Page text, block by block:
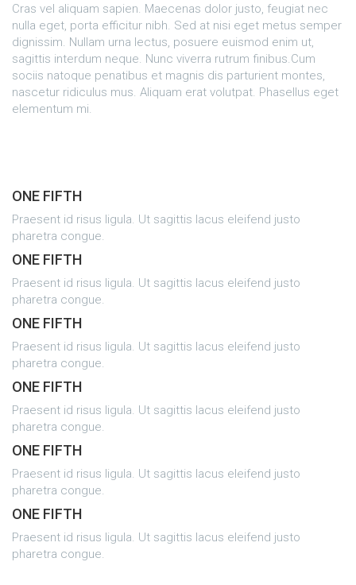
Cras vel aliquam sapien. Maecenas dolor justo, feugiat nec
nulla eget, porta efficitur nibh. Sed at nisi eget metus semper
dignissim. Nullam urna lectus, posuere euismod enim ut,
sagittis interdum neque. Nunc viverra rutrum finibus.Cum
sociis natoque penatibus et magnis dis parturient montes,
nascetur ridiculus mus. Aliquam erat volutpat. Phasellus eget
elementum mi.
ONE FIFTH
Praesent id risus ligula. Ut sagittis lacus eleifend justo
pharetra congue.
ONE FIFTH
Praesent id risus ligula. Ut sagittis lacus eleifend justo
pharetra congue.
ONE FIFTH
Praesent id risus ligula. Ut sagittis lacus eleifend justo
pharetra congue.
ONE FIFTH
Praesent id risus ligula. Ut sagittis lacus eleifend justo
pharetra congue.
ONE FIFTH
Praesent id risus ligula. Ut sagittis lacus eleifend justo
pharetra congue.
ONE FIFTH
Praesent id risus ligula. Ut sagittis lacus eleifend justo
pharetra congue.